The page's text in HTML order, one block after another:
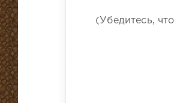
(Убедитесь,